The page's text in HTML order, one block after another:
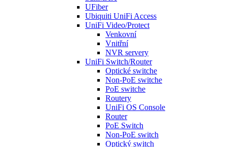
UFiber
Ubiquiti UniFi Access
UniFi Video/Protect
Venkovní
Vnitřní
NVR servery
UniFi Switch/Router
Optické switche
Non-PoE switche
PoE switche
Routery
UniFi OS Console
Router
PoE Switch
Non-PoE switch
Optický switch